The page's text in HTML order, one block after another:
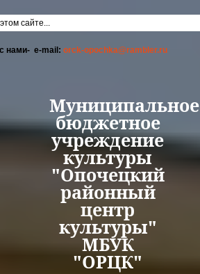
поиска
нами- e-mail: orck-opochka@rambler.ru
Муниципальное
бюджетное
учреждение
культуры
"Опочецкий
районный
центр
культуры"
МБУК
"ОРЦК"